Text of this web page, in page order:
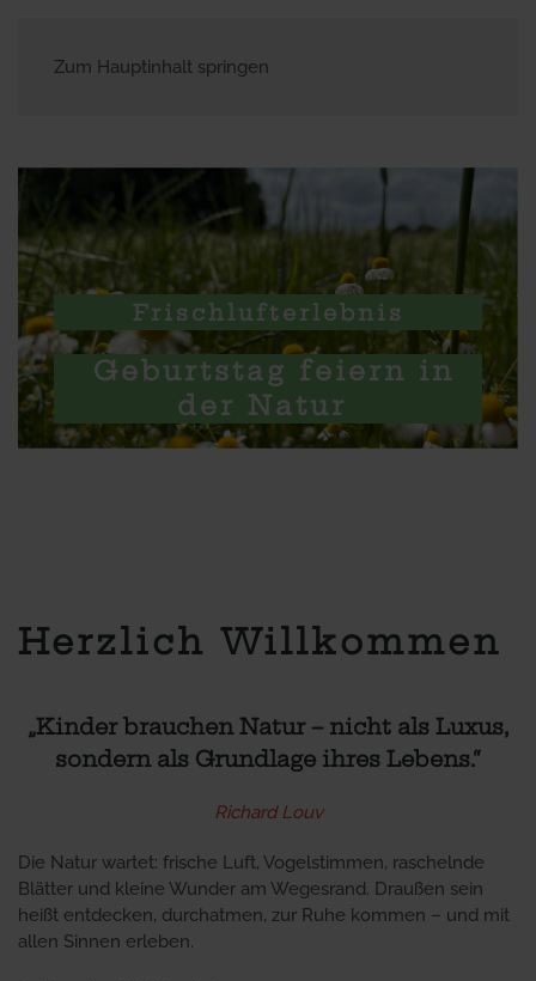
Zum Hauptinhalt springen
Frischlufterlebnis
Geburtstag feiern in
der Natur
Herzlich Willkommen
„Kinder brauchen Natur – nicht als Luxus,
sondern als Grundlage ihres Lebens.“
Richard Louv
Die Natur wartet: frische Luft, Vogelstimmen, raschelnde
Blätter und kleine Wunder am Wegesrand. Draußen sein
heißt entdecken, durchatmen, zur Ruhe kommen – und mit
allen Sinnen erleben.